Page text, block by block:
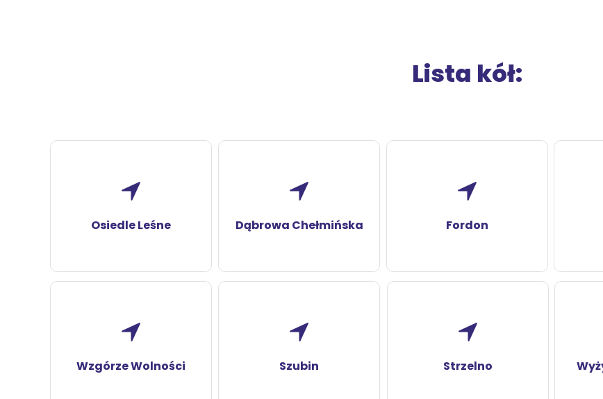
Strzelno
Szubin
Wzgórze Wolności
Fordon
Dąbrowa Chełmińska
Osiedle Leśne
Lista kół: